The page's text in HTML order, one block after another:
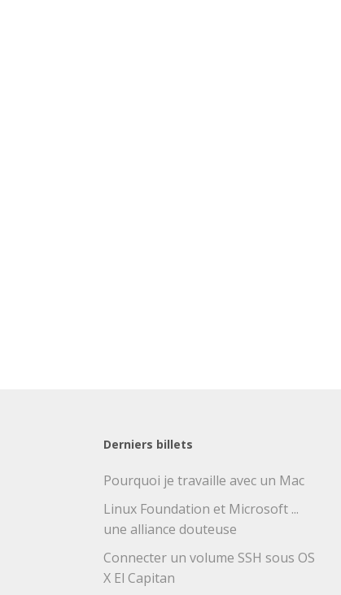
Derniers billets
Pourquoi je travaille avec un Mac
Linux Foundation et Microsoft ...
une alliance douteuse
Connecter un volume SSH sous OS
X El Capitan